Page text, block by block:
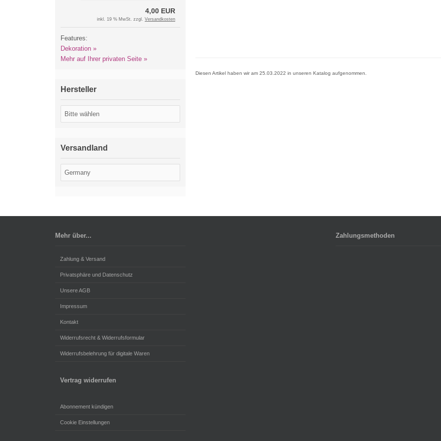
Diesen Artikel haben wir am 25.03.2022 in unseren Katalog aufgenommen.
4,00 EUR
inkl. 19 % MwSt. zzgl. Versandkosten
Features:
Dekoration »
Mehr auf Ihrer privaten Seite »
Hersteller
Versandland
Mehr über...
Zahlung & Versand
Privatsphäre und Datenschutz
Unsere AGB
Impressum
Kontakt
Widerrufsrecht & Widerrufsformular
Widerrufsbelehrung für digitale Waren
Vertrag widerrufen
Abonnement kündigen
Cookie Einstellungen
Zahlungsmethoden